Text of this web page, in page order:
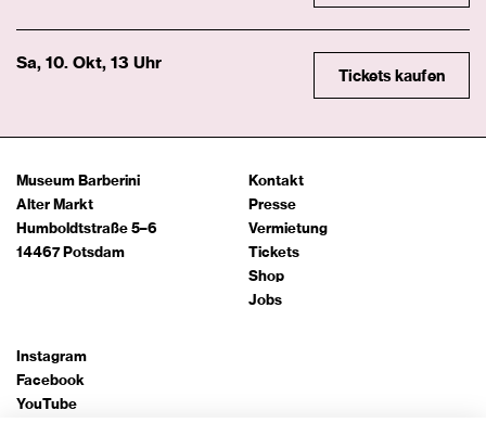
Sa, 10. Okt, 13 Uhr
Tickets kaufen
Museum Barberini
Alter Markt
Humboldtstraße 5–6
14467 Potsdam
Kontakt
Presse
Vermietung
Tickets
Shop
Jobs
Instagram
Facebook
YouTube